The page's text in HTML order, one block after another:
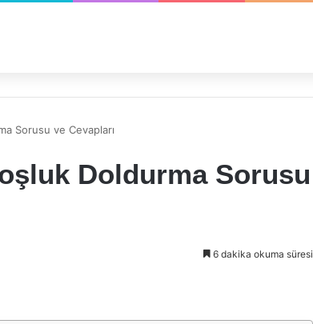
Sorusu ve Cevapları
Doldurma Sorusu
6 dakika okuma süresi